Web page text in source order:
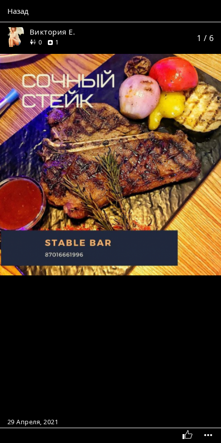
Назад
Виктория Е.
0друзей
1 1 / 6
29 Апреля, 2021